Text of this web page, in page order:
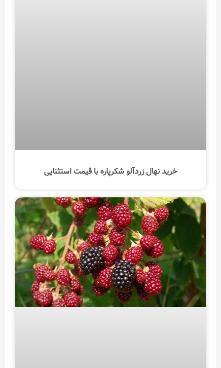
خرید نهال زردآلو شکرپاره با قیمت استثنایی